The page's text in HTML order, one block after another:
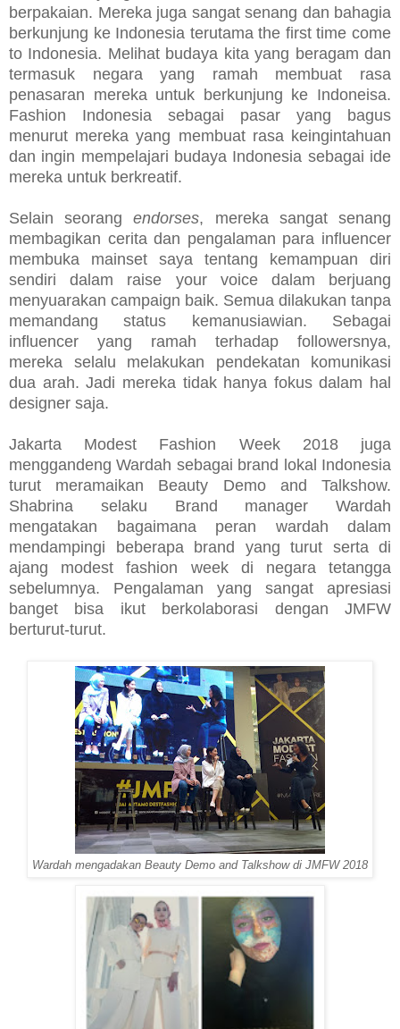
berpakaian. Mereka juga sangat senang dan bahagia
berkunjung ke Indonesia terutama the first time come
to Indonesia. Melihat budaya kita yang beragam dan
termasuk negara yang ramah membuat rasa
penasaran mereka untuk berkunjung ke Indoneisa.
Fashion Indonesia sebagai pasar yang bagus
menurut mereka yang membuat rasa keingintahuan
dan ingin mempelajari budaya Indonesia sebagai ide
mereka untuk berkreatif.
Selain seorangendorses, mereka sangat senang
membagikan cerita dan pengalaman para influencer
membuka mainset saya tentang kemampuan diri
sendiri dalam raise your voice dalam berjuang
menyuarakan campaign baik. Semua dilakukan tanpa
memandang status kemanusiawian. Sebagai
influencer yang ramah terhadap followersnya,
mereka selalu melakukan pendekatan komunikasi
dua arah. Jadi mereka tidak hanya fokus dalam hal
designer saja.
Jakarta Modest Fashion Week 2018 juga
menggandeng Wardah sebagai brand lokal Indonesia
turut meramaikan Beauty Demo and Talkshow.
Shabrina selaku Brand manager Wardah
mengatakan bagaimana peran wardah dalam
mendampingi beberapa brand yang turut serta di
ajang modest fashion week di negara tetangga
sebelumnya. Pengalaman yang sangat apresiasi
banget bisa ikut berkolaborasi dengan JMFW
berturut-turut.
Wardah mengadakan Beauty Demo and Talkshow di JMFW 2018